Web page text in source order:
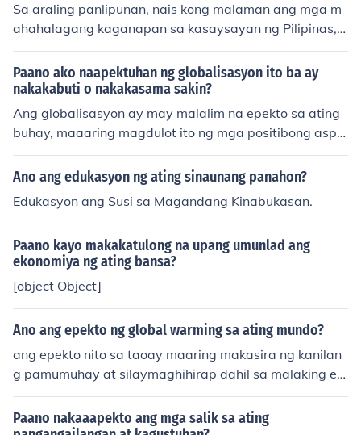
mas aktibo at positibo sa ating mga interaksyon, na na
greresulta sa pagbuo ng magandang personalidad. Sa
kabuuan, ang magandang postura ay hindi lamang pisi
kal na aspeto kundi isang simbolo ng kumpiyansa at re
speto sa sarili at sa iba.
Sa araling panlipunan, nais kong malaman ang mga m
ahahalagang kaganapan sa kasaysayan ng Pilipinas, a
ng kultura at tradisyon ng iba't ibang rehiyon, at ang m
ga pangunahing isyu sa lipunan tulad ng politika at eko
nomiya. Interesado rin ako sa epekto ng globalisasyon
sa ating bansa at kung paano natin mapapangalagaan
ang ating identidad bilang mga Pilipino. Bukod dito, nai
s kong maunawaan ang mga karapatan at responsibili
n.
Paano ako naapektuhan ng globalisasyon ito ba ay
nakakabuti o nakakasama sakin?
Ang globalisasyon ay may malalim na epekto sa ating
buhay, maaaring magdulot ito ng mga positibong aspe
to tulad ng mas madaling access sa mga produkto at i
mpormasyon mula sa iba't ibang bahagi ng mundo. Sa
on tulad ng pagtaas ng kompetisyon sa trabaho at pag
kawala ng lokal na kultura. Sa kabuuan, ang epekto ng
globalisasyon ay nakadepende sa iyong sitwasyon at p
ananaw; maaaring ito ay nakabuti o nakakasama sa iy
o.
Ano ang edukasyon ng ating sinaunang panahon?
Edukasyon ang Susi sa Magandang Kinabukasan.
Paano kayo makakatulong na upang umunlad ang
ekonomiya ng ating bansa?
[object Object]
Ano ang epekto ng global warming sa ating mundo?
ang epekto nito sa taoay maaring makasira ng kanilan
g pamumuhay at silaymaghihirap dahil sa malaking ep
ekto ng global warming.
Paano nakaaapekto ang mga salik sa ating